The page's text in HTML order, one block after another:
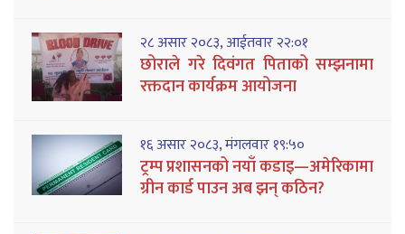
२८ असार २०८३, आईतवार २२:०१
छोराले गरे दिवंगत पिताको सम्झनामा
रक्तदान कार्यक्रम आयोजना
१६ असार २०८३, मंगलवार १९:५०
ट्रम्प प्रशासनको नयाँ कडाइ—अमेरिकामा
ग्रीन कार्ड पाउन अब झन् कठिन?